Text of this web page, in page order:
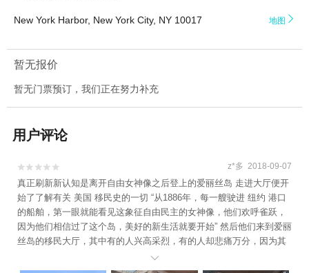
New York Harbor, New York City, NY 10017 地图 
暂无报价
暂无门票预订，我们正在努力补充
用户评论

 z*多 2018-09-07
真正刷新新认知是离开自由女神像之后登上的爱丽丝岛 走进大厅便开
始了了解有关 美国 移民史的一切 “从1886年，每一艘驶进 纽约 港口
的船舶，第一眼就能看见这象征自由民主的女神像，他们欢呼雀跃，
因为他们相信过了这个岛，美好的新生活就要开始” 然后他们来到爱丽
丝岛的移民大厅，其中有的人兴高采烈，有的人却悲痛万分，因为其
中有一些人因为种种原因， 比如 ：身体原因，心理疾病……他们要被
遣返。很难想象那种看见希望，而随之而来的破灭是多么的让人万念
